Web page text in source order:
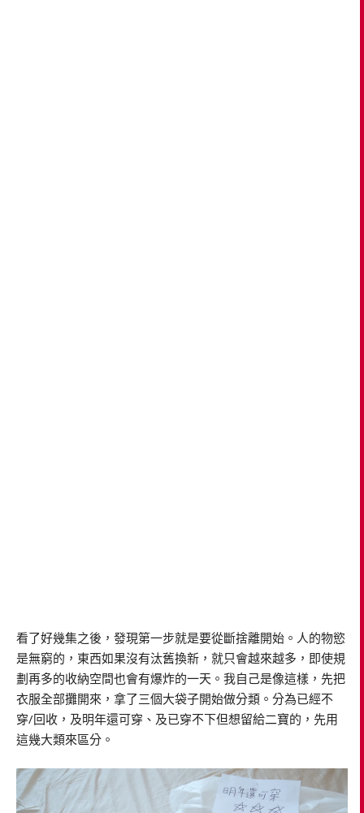
看了好幾集之後，發現第一步就是要從斷捨離開始。人的物慾
是無窮的，東西如果沒有汰舊換新，就只會越來越多，即使規
劃再多的收納空間也會有爆炸的一天。我自己是像這樣，先把
衣服全部攤開來，拿了三個大袋子開始做分類。分為已經不
穿/回收，及明年還可穿、及已穿不下但想留給二寶的，先用
這幾大類來區分。